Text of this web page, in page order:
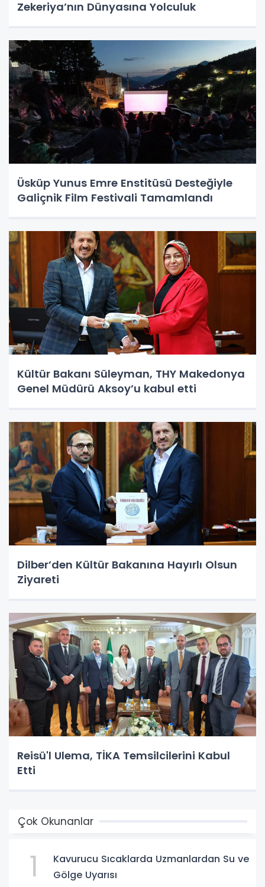
Zekeriya’nın Dünyasına Yolculuk
Üsküp Yunus Emre Enstitüsü Desteğiyle
Galiçnik Film Festivali Tamamlandı
Kültür Bakanı Süleyman, THY Makedonya
Genel Müdürü Aksoy’u kabul etti
Dilber’den Kültür Bakanına Hayırlı Olsun
Ziyareti
Reisü'l Ulema, TİKA Temsilcilerini Kabul
Etti
Çok Okunanlar
1
Kavurucu Sıcaklarda Uzmanlardan Su ve
Gölge Uyarısı